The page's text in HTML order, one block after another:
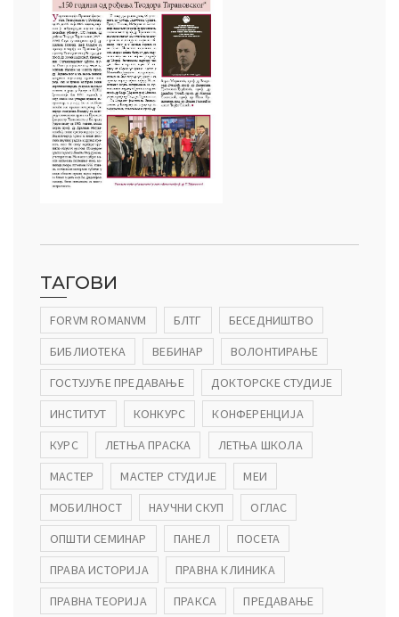
ТАГОВИ
FORVM ROMANVM БЛТГ
БЕСЕДНИШТВО
БИБЛИОТЕКА
ВЕБИНАР
ВОЛОНТИРАЊЕ
ГОСТУЈУЋЕ ПРЕДАВАЊЕ
ДОКТОРСКЕ СТУДИЈЕ
ИНСТИТУТ
КОНКУРС
КОНФЕРЕНЦИЈА
КУРС
ЛЕТЊА ПРАСКА
ЛЕТЊА ШКОЛА
МАСТЕР
МАСТЕР СТУДИЈЕ
МЕИ
МОБИЛНОСТ
НАУЧНИ СКУП
ОГЛАС
ОПШТИ СЕМИНАР
ПАНЕЛ
ПОСЕТА
ПРАВА ИСТОРИЈА
ПРАВНА КЛИНИКА
ПРАВНА ТЕОРИЈА
ПРАКСА
ПРЕДАВАЊЕ